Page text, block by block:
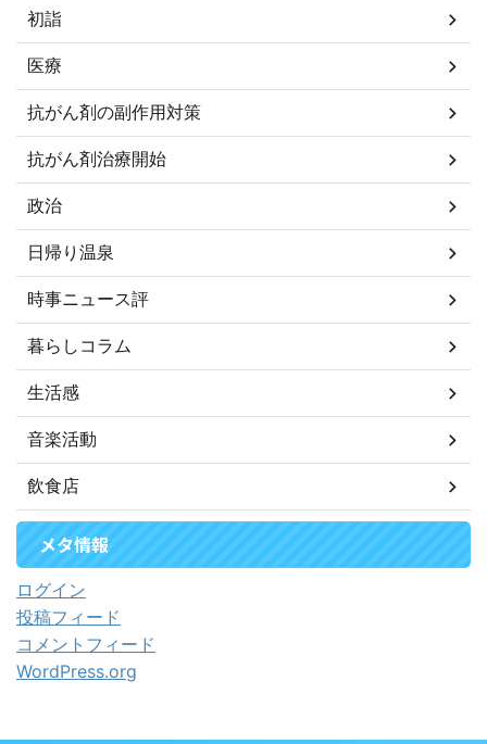
初詣
医療
抗がん剤の副作用対策
抗がん剤治療開始
政治
日帰り温泉
時事ニュース評
暮らしコラム
生活感
音楽活動
飲食店
メタ情報
ログイン
投稿フィード
コメントフィード
WordPress.org